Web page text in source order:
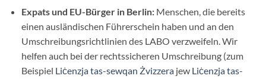
Expats und EU-Bürger in Berlin:Menschen, die bereits
einen ausländischen Führerschein haben und an den
Umschreibungsrichtlinien des LABO verzweifeln. Wir
helfen auch bei der rechtssicheren Umschreibung (zum
Beispiel Liċenzja tas-sewqan Żvizzerajew Liċenzja tas-